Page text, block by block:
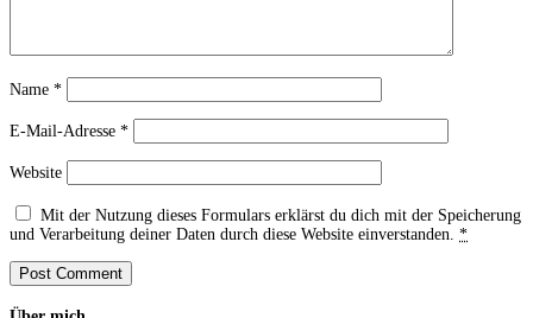
Name *
E-Mail-Adresse *
Website
Mit der Nutzung dieses Formulars erklärst du dich mit der Speicherung
und Verarbeitung deiner Daten durch diese Website einverstanden. *